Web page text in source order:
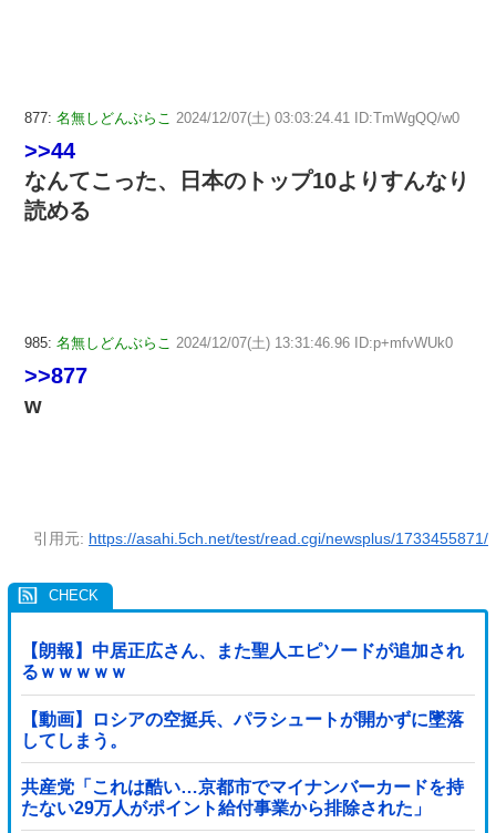
877: 名無しどんぶらこ 2024/12/07(土) 03:03:24.41 ID:TmWgQQ/w0
>>44
なんてこった、日本のトップ10よりすんなり
読める
985: 名無しどんぶらこ 2024/12/07(土) 13:31:46.96 ID:p+mfvWUk0
>>877
w
引用元: https://asahi.5ch.net/test/read.cgi/newsplus/1733455871/
【朗報】中居正広さん、また聖人エピソードが追加され
るｗｗｗｗｗ
【動画】ロシアの空挺兵、パラシュートが開かずに墜落
してしまう。
共産党「これは酷い…京都市でマイナンバーカードを持
たない29万人がポイント給付事業から排除された」